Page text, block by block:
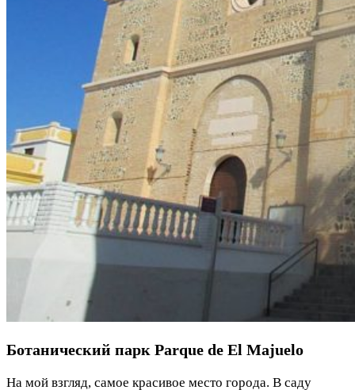
Ботанический парк Parque de El Majuelo
На мой взгляд, самое красивое место города. В саду